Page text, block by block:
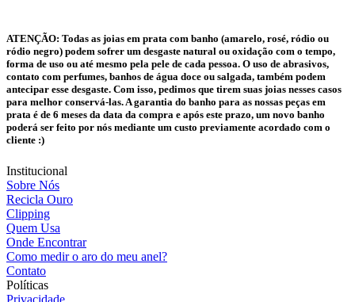
ATENÇÃO: Todas as joias em prata com banho (amarelo, rosé, ródio ou
ródio negro) podem sofrer um desgaste natural ou oxidação com o tempo,
forma de uso ou até mesmo pela pele de cada pessoa. O uso de abrasivos,
contato com perfumes, banhos de água doce ou salgada, também podem
antecipar esse desgaste. Com isso, pedimos que tirem suas joias nesses casos
para melhor conservá-las. A garantia do banho para as nossas peças em
prata é de 6 meses da data da compra e após este prazo, um novo banho
poderá ser feito por nós mediante um custo previamente acordado com o
cliente :)
Institucional
Sobre Nós
Recicla Ouro
Clipping
Quem Usa
Onde Encontrar
Como medir o aro do meu anel?
Contato
Políticas